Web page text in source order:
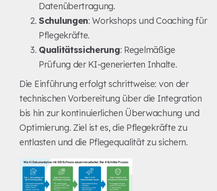
Datenübertragung.
Schulungen: Workshops und Coaching für
Pflegekräfte.
Qualitätssicherung: Regelmäßige
Prüfung der KI-generierten Inhalte.
Die Einführung erfolgt schrittweise: von der
technischen Vorbereitung über die Integration
bis hin zur kontinuierlichen Überwachung und
Optimierung. Ziel ist es, die Pflegekräfte zu
entlasten und die Pflegequalität zu sichern.